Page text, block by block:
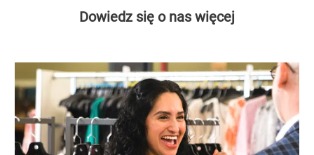
Dowiedz się o nas więcej